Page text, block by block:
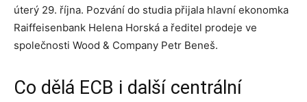
úterý 29. října. Pozvání do studia přijala hlavní ekonomka
Raiffeisenbank Helena Horská a ředitel prodeje ve
společnosti Wood & Company Petr Beneš.
Co dělá ECB i další centrální